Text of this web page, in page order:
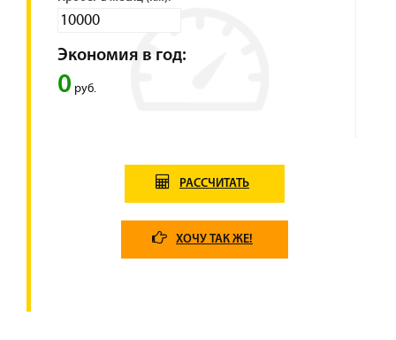
Экономия в год:
0 руб.
РАССЧИТАТЬ
ХОЧУ ТАК ЖЕ!